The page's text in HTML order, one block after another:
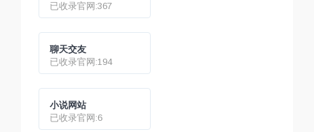
已收录官网:367
聊天交友
已收录官网:194
小说网站
已收录官网:6